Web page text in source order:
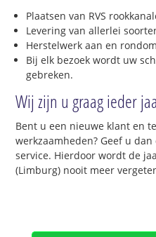
Plaatsen van RVS
Levering van allerlei
Herstelwerk aan en
Bij elk bezoek wordt uw
gebreken.
Wij zijn u graag ieder
Bent u een nieuwe klant en
werkzaamheden? Geef u
service. Hierdoor wordt de
(Limburg) nooit meer